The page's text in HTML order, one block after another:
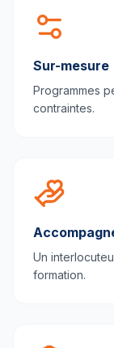
Sur-mesure
Programmes
contraintes.
Un
formation.